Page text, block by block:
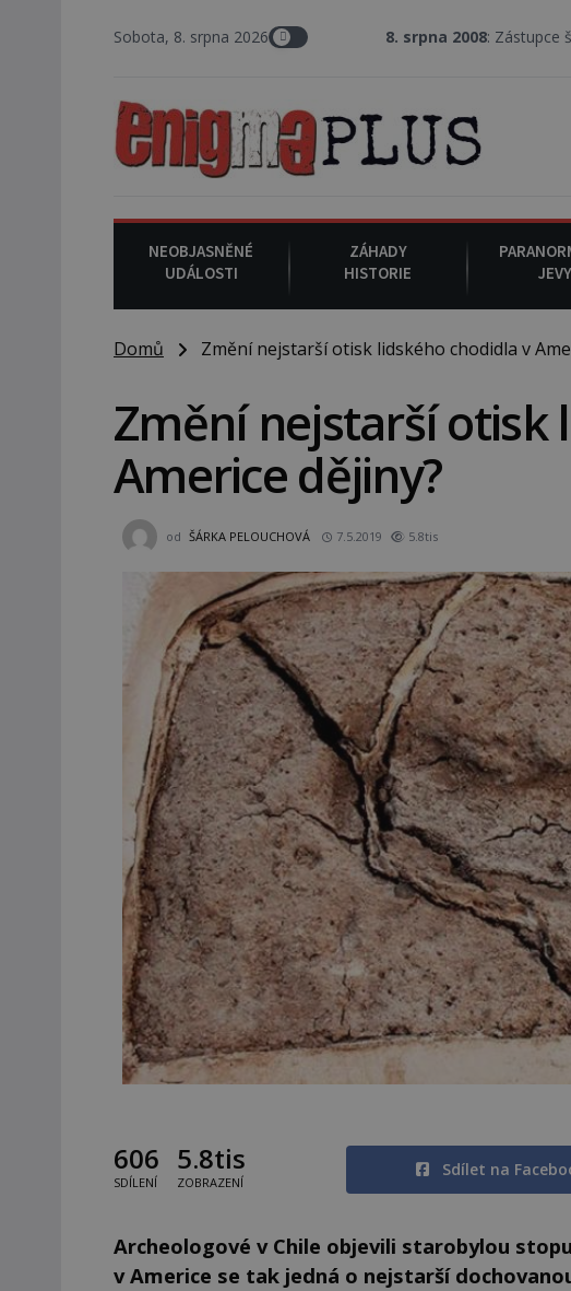
Sobota, 8. srpna 2026 8. srpna 2008 : Zástupce šerifa v
NEOBJASNĚNÉ
UDÁLOSTI
ZÁHADY
HISTORIE
JEVY
Domů Změní nejstarší otisk lidského chodidla v
Změní nejstarší otisk
Americe dějiny?
od ŠÁRKA PELOUCHOVÁ 7.5.2019 5.8tis
606
SDÍLENÍ
5.8tis
ZOBRAZENÍ
Sdílet na
Archeologové v Chile objevili starobylou
v Americe se tak jedná o nejstarší